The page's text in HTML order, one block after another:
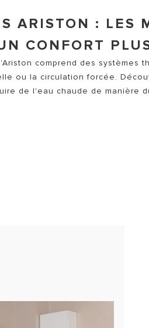
ARISTON : LES
CONFORT
comprend des systèmes
ou la circulation forcée.
de l'eau chaude de manière